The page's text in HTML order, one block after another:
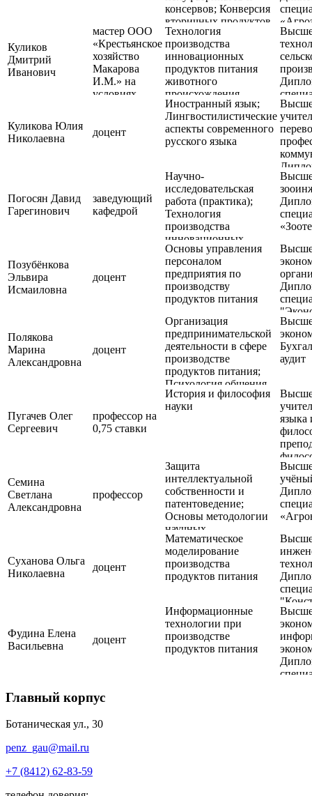
Современное
оборудование для
производства
инновационных
продуктов животного
происхождения.;
Технологическая
практика; Учет и
отчетность при
производстве
продуктов питания
животного
консервов; Конверсия
вторичных продуктов
животноводства
Куликов
Дмитрий
Иванович
мастер ООО
«Крестьянское
хозяйство
Макарова
И.М.» на
условиях
Технология
производства
инновационных
продуктов питания
животного
происхождения
Куликова Юлия
Николаевна
доцент
Иностранный язык;
Лингвостилистические
аспекты современного
русского языка
Погосян Давид
Гарегинович
заведующий
кафедрой
Научно-
исследовательская
работа (практика);
Технология
производства
инновационных
продуктов питания
животного
происхождения;
Технология
производства
питания
Позубёнкова
Эльвира
Исмаиловна
доцент
Основы управления
персоналом
предприятия по
производству
продуктов питания
Полякова
Марина
Александровна
доцент
Организация
предпринимательской
деятельности в сфере
производстве
продуктов питания;
Психология общения
аудит
Пугачев Олег
Сергеевич
профессор на
0,75 ставки
История и философия
науки
языка
Семина
Светлана
Александровна
профессор
Защита
интеллектуальной
собственности и
патентоведение;
Основы методологии
научных
исследований;
Педагогическая
практика
(производственная);
Суханова Ольга
Николаевна
доцент
Математическое
моделирование
производства
продуктов питания
Фудина Елена
Васильевна
доцент
Информационные
технологии при
производстве
продуктов питания
Главный корпус
Ботаническая ул., 30
penz_gau@mail.ru
+7 (8412) 62-83-59